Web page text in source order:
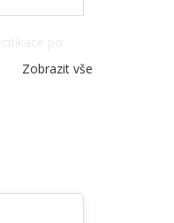
Zobrazit vše